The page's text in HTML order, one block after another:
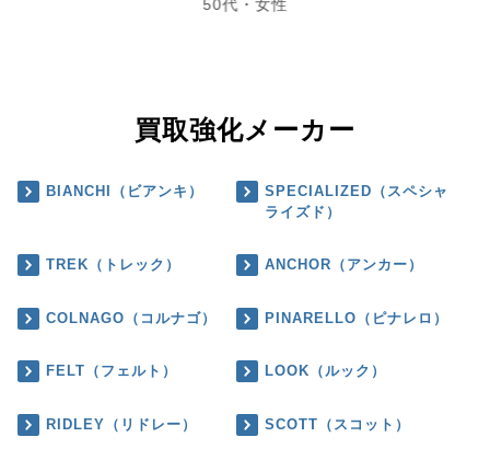
50代・女性
買取強化メーカー
BIANCHI（ビアンキ）
SPECIALIZED（スペシャ
ライズド）
TREK（トレック） ANCHOR（アンカー）
COLNAGO（コルナゴ） PINARELLO（ピナレロ）
FELT（フェルト） LOOK（ルック）
RIDLEY（リドレー） SCOTT（スコット）